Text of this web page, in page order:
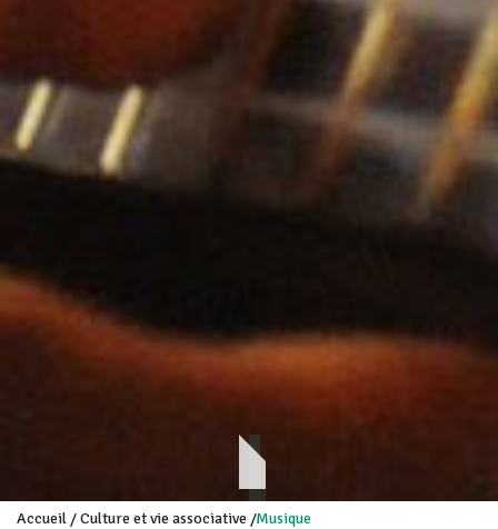
Accueil /Culture et vie associative /Musique